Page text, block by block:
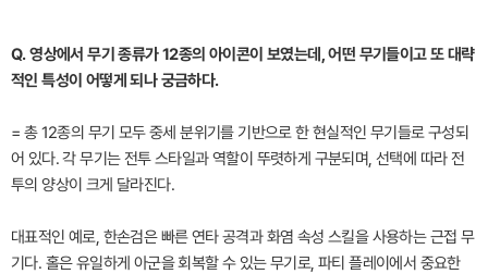
Q. 영상에서 무기 종류가 12종의 아이콘이 보였는데, 어떤 무기들이고 또 대략
적인 특성이 어떻게 되나 궁금하다.
= 총 12종의 무기 모두 중세 분위기를 기반으로 한 현실적인 무기들로 구성되
어 있다. 각 무기는 전투 스타일과 역할이 뚜렷하게 구분되며, 선택에 따라 전
투의 양상이 크게 달라진다.
대표적인 예로, 한손검은 빠른 연타 공격과 화염 속성 스킬을 사용하는 근접 무
기다. 홀은 유일하게 아군을 회복할 수 있는 무기로, 파티 플레이에서 중요한